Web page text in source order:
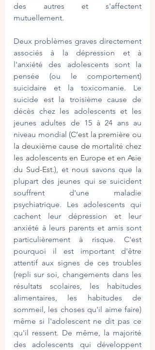
des autres et s'affectent
mutuellement.
Deux problèmes graves directement
associés à la dépression et à
l'anxiété des adolescents sont la
pensée (ou le comportement)
suicidaire et la toxicomanie. Le
suicide est la troisième cause de
décès chez les adolescents et les
jeunes adultes de 15 à 24 ans au
niveau mondial (C’est la première ou
la deuxième cause de mortalité chez
les adolescents en Europe et en Asie
du Sud-Est.), et nous savons que la
plupart des jeunes qui se suicident
souffrent d'une maladie
psychiatrique. Les adolescents qui
cachent leur dépression et leur
anxiété à leurs parents et amis sont
particulièrement à risque. C'est
pourquoi il est important d'être
attentif aux signes de ces troubles
(repli sur soi, changements dans les
résultats scolaires, les habitudes
alimentaires, les habitudes de
sommeil, les choses qu'il aime faire)
même si l'adolescent ne dit pas ce
qu'il ressent. De même, la majorité
des adolescents qui développent